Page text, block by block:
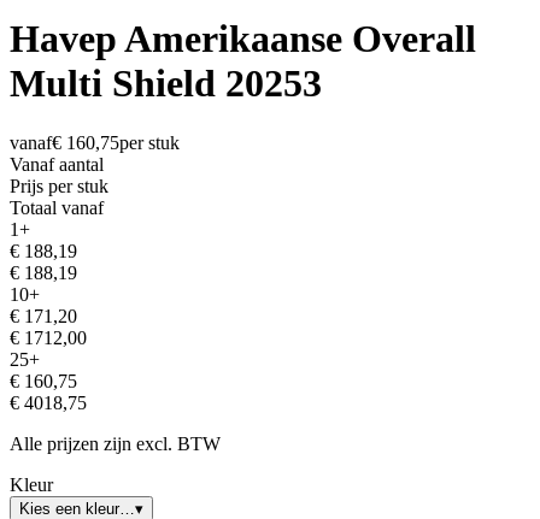
Havep Amerikaanse Overall
Multi Shield 20253
vanaf€ 160,75per stuk
Vanaf aantal
Prijs per stuk
Totaal vanaf
1+
€ 188,19
€ 188,19
10+
€ 171,20
€ 1712,00
25+
€ 160,75
€ 4018,75
Alle prijzen zijn excl. BTW
Kleur
Kies een kleur… ▾